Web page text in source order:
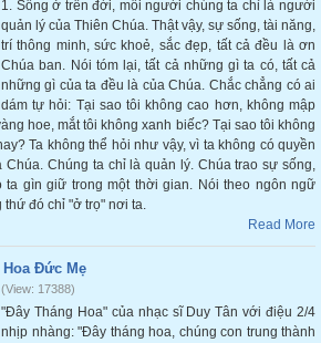
1. Sống ở trên đời, mỗi người chúng ta chỉ là người
quản lý của Thiên Chúa. Thật vậy, sự sống, tài năng,
trí thông minh, sức khoẻ, sắc đẹp, tất cả đều là ơn
Chúa ban. Nói tóm lại, tất cả những gì ta có, tất cả
những gì của ta đều là của Chúa. Chắc chẳng có ai
dám tự hỏi: Tại sao tôi không cao hơn, không mập
hoe, mắt tôi không xanh biếc? Tại sao tôi không
Ta không thể hỏi như vậy, vì ta không có quyền
Chúa. Chúng ta chỉ là quản lý. Chúa trao sự sống,
ta gìn giữ trong một thời gian. Nói theo ngôn ngữ
đó chỉ "ở trọ" nơi ta.
Read More
Đức Mẹ
(View: 17388)
"Đây Tháng Hoa" của nhạc sĩ Duy Tân với điệu 2/4
nhịp nhàng: "Đây tháng hoa, chúng con trung thành